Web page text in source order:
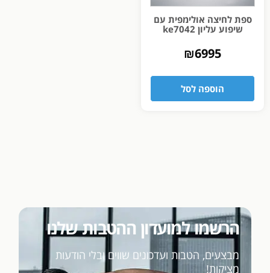
ספת לחיצה אולימפית עם
שיפוע עליון ke7042
₪6995
הוספה לסל
הרשמו למועדון ההטבות שלנו
מבצעים, הטבות ועדכונים שווים ובלי הודעות
מציקות!